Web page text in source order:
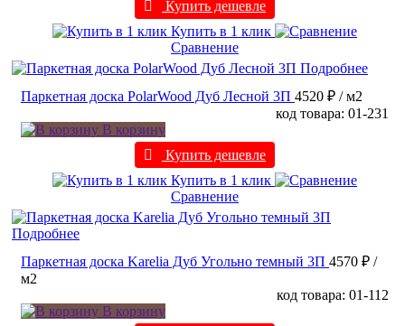
Купить дешевле
Купить в 1 клик
Сравнение
Подробнее
Паркетная доска PolarWood Дуб Лесной 3П 4520 ₽ / м2
код товара: 01-231
В корзину
Купить дешевле
Купить в 1 клик
Сравнение
Подробнее
Паркетная доска Karelia Дуб Угольно темный 3П 4570 ₽ /
м2
код товара: 01-112
В корзину